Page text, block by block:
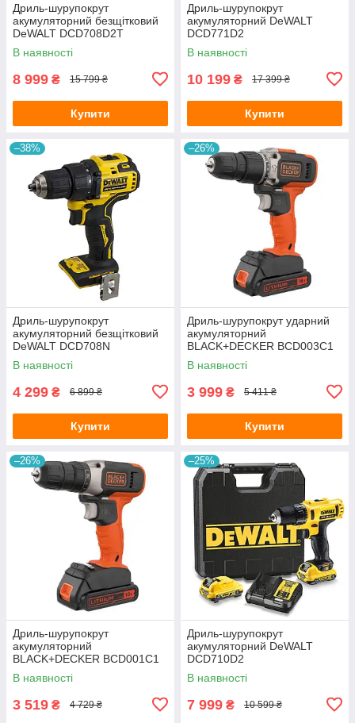
Дриль-шурупокрут
акумуляторний безщітковий
DeWALT DCD708D2T
В наявності
8 999 ₴ 15 799 ₴
Купити
Дриль-шурупокрут
акумуляторний DeWALT
DCD771D2
В наявності
10 199 ₴ 17 399 ₴
Купити
–38%
Дриль-шурупокрут
акумуляторний безщітковий
DeWALT DCD708N
В наявності
4 299 ₴ 6 899 ₴
Купити
–26%
Дриль-шурупокрут ударний
акумуляторний
BLACK+DECKER BCD003C1
В наявності
3 999 ₴ 5 411 ₴
Купити
–26%
Дриль-шурупокрут
акумуляторний
BLACK+DECKER BCD001C1
В наявності
3 519 ₴ 4 729 ₴
–25%
Дриль-шурупокрут
акумуляторний DeWALT
DCD710D2
В наявності
7 999 ₴ 10 599 ₴